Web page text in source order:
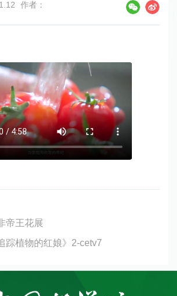
作者：
帝王花展
踪植物的红娘》2-cetv7